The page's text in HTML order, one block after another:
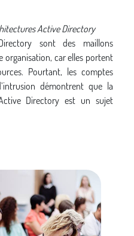
Active Directory
sont des maillons
organisation, car elles portent
Pourtant, les comptes
démontrent que la
Directory est un sujet
Il est ainsi fréquent de
Directory présentant de
employées afin de
de ces vulnérabilités et
sécurisation efficaces. Enfin,
aux bons réflexes à
sur ces infrastructures.